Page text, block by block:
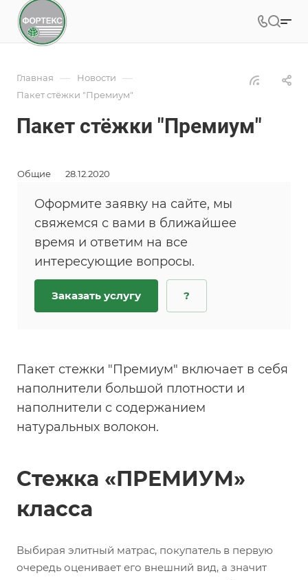
Главная — Новости —
Пакет стёжки "Премиум"
Пакет стёжки "Премиум"
Общие 28.12.2020
Оформите заявку на сайте, мы
свяжемся с вами в ближайшее
время и ответим на все
интересующие вопросы.
Заказать услугу ?
Пакет стежки "Премиум" включает в себя
наполнители большой плотности и
наполнители с содержанием
натуральных волокон.
Стежка «ПРЕМИУМ»
класса
Выбирая элитный матрас, покупатель в первую
очередь оценивает его внешний вид, а значит